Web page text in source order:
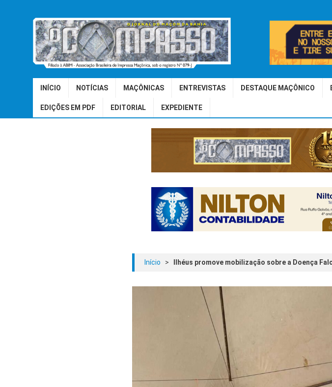
INÍCIO NOTÍCIAS MAÇÔNICAS ENTREVISTAS DESTAQUE MAÇÔNICO
EDIÇÕES EM PDF EDITORIAL EXPEDIENTE
Início > Ilhéus promove mobilização sobre a Doença